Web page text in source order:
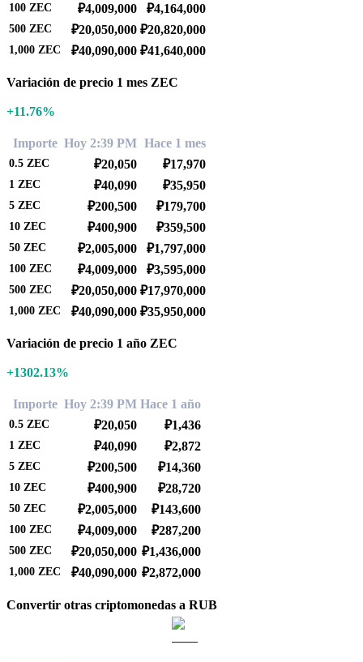
100 ZEC ₽4,009,000 ₽4,164,000
500 ZEC ₽20,050,000 ₽20,820,000
1,000 ZEC ₽40,090,000 ₽41,640,000
Variación de precio 1 mes ZEC
+11.76%
Importe Hoy 2:39 PM Hace 1 mes
0.5 ZEC ₽20,050 ₽17,970
1 ZEC ₽40,090 ₽35,950
5 ZEC ₽200,500 ₽179,700
10 ZEC ₽400,900 ₽359,500
50 ZEC ₽2,005,000 ₽1,797,000
100 ZEC ₽4,009,000 ₽3,595,000
500 ZEC ₽20,050,000 ₽17,970,000
1,000 ZEC ₽40,090,000 ₽35,950,000
Variación de precio 1 año ZEC
+1302.13%
Importe Hoy 2:39 PM Hace 1 año
0.5 ZEC ₽20,050 ₽1,436
1 ZEC ₽40,090 ₽2,872
5 ZEC ₽200,500 ₽14,360
10 ZEC ₽400,900 ₽28,720
50 ZEC ₽2,005,000 ₽143,600
100 ZEC ₽4,009,000 ₽287,200
500 ZEC ₽20,050,000 ₽1,436,000
1,000 ZEC ₽40,090,000 ₽2,872,000
Convertir otras criptomonedas a RUB